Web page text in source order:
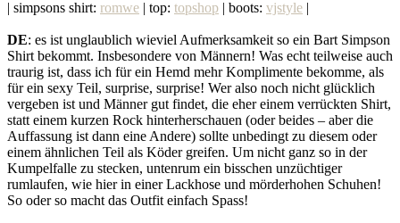
| simpsons shirt: romwe | top: topshop | boots: vjstyle |
DE: es ist unglaublich wieviel Aufmerksamkeit so ein Bart Simpson
Shirt bekommt. Insbesondere von Männern! Was echt teilweise auch
traurig ist, dass ich für ein Hemd mehr Komplimente bekomme, als
für ein sexy Teil, surprise, surprise! Wer also noch nicht glücklich
vergeben ist und Männer gut findet, die eher einem verrückten Shirt,
statt einem kurzen Rock hinterherschauen (oder beides – aber die
Auffassung ist dann eine Andere) sollte unbedingt zu diesem oder
einem ähnlichen Teil als Köder greifen. Um nicht ganz so in der
Kumpelfalle zu stecken, untenrum ein bisschen unzüchtiger
rumlaufen, wie hier in einer Lackhose und mörderhohen Schuhen!
So oder so macht das Outfit einfach Spass!